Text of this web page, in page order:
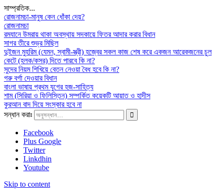
সাম্প্রতিক...
রোজনামচা-মানুষ কেন ধোঁকা দেয়?
রোজনামচা
রমযানে উমরায় থাকা অবস্থায় সদকায়ে ফিতর আদার করার বিধান
সাগর তীরে শুভ্র মিছিল
দুইজন মুহরিম (যেমন, স্বামী-স্ত্রী) হজ্বের সকল কাজ শেষ করে একজন আরেকজনের চুল
কেটে (হলক/কসর) দিতে পারবে কি না?
সুদের নিয়ম শিখিয়ে বেতন নেওয়া বৈধ হবে কি না?
গরু বর্গা দেওয়ার বিধান
বাংলা ভাষায় প্রথম যুগের হজ-সাহিত্য
শাম (সিরিয়া ও ফিলিস্তিন) সম্পর্কিত কয়েকটি আয়াত ও হাদীস
কুরআন বাদ দিয়ে সংস্কার হবে না
সন্ধান করাঃ
Facebook
Plus Google
Twitter
Linkdhin
Youtube
Skip to content